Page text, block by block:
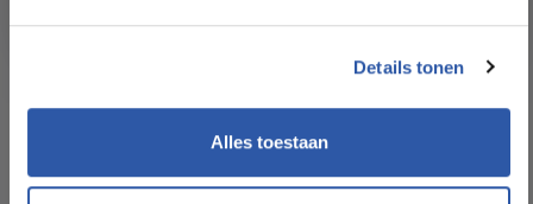
Details tonen
Alles toestaan